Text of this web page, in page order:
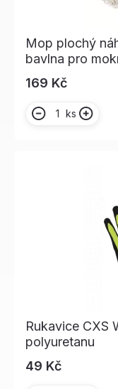
Mop plochý
bavlna pro
169 Kč
ks
Rukavice CXS
polyuretanu
49 Kč